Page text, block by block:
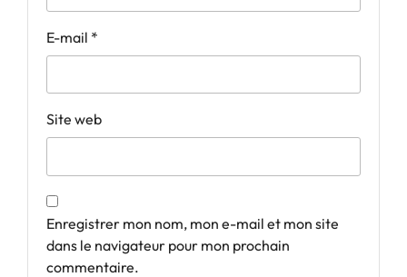
E-mail *
Site web
Enregistrer mon nom, mon e-mail et mon site
dans le navigateur pour mon prochain
commentaire.